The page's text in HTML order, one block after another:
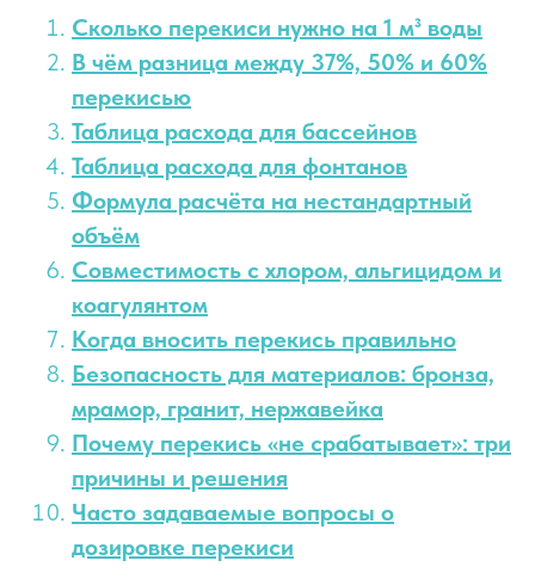
Сколько перекиси нужно на 1 м³ воды
В чём разница между 37%, 50% и 60%
перекисью
Таблица расхода для бассейнов
Таблица расхода для фонтанов
Формула расчёта на нестандартный
объём
Совместимость с хлором, альгицидом и
коагулянтом
Когда вносить перекись правильно
Безопасность для материалов: бронза,
мрамор, гранит, нержавейка
Почему перекись «не срабатывает»: три
причины и решения
Часто задаваемые вопросы о
дозировке перекиси